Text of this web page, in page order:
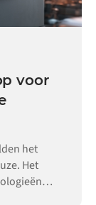
voor
het
Het